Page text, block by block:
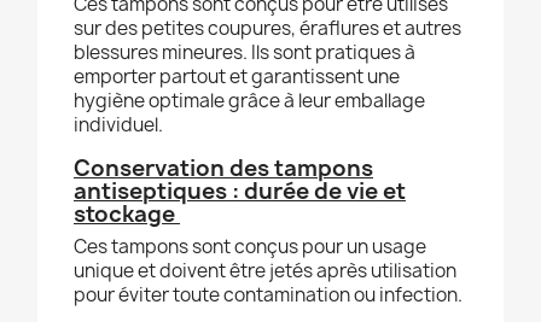
sur des petites coupures, éraflures et autres
blessures mineures. Ils sont pratiques à
emporter partout et garantissent une
hygiène optimale grâce à leur emballage
individuel.
Conservation des tampons
antiseptiques : durée de vie et
stockage
Ces tampons sont conçus pour un usage
unique et doivent être jetés après utilisation
pour éviter toute contamination ou infection.